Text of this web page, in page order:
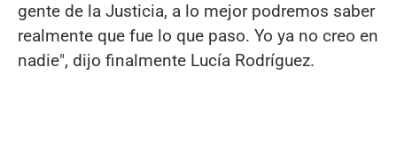
gente de la Justicia, a lo mejor podremos saber
realmente que fue lo que paso. Yo ya no creo en
nadie", dijo finalmente Lucía Rodríguez.